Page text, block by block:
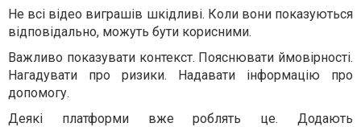
Не всі відео виграшів шкідливі. Коли вони показуються
відповідально, можуть бути корисними.
Важливо показувати контекст. Пояснювати ймовірності.
Нагадувати про ризики. Надавати інформацію про
допомогу.
Деякі платформи вже роблять це. Додають